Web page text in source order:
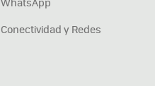
Conectividad y Redes